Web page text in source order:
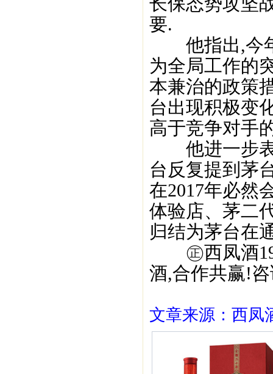
要.
他指出,今年
为全局工作的
本兼治的政策
台出现积极变
高于竞争对手
他进一步表
台反复提到茅
在2017年必然
体验店、茅二
归结为茅台在
㊣西凤酒
酒,合作共赢!咨
文章来源：西凤